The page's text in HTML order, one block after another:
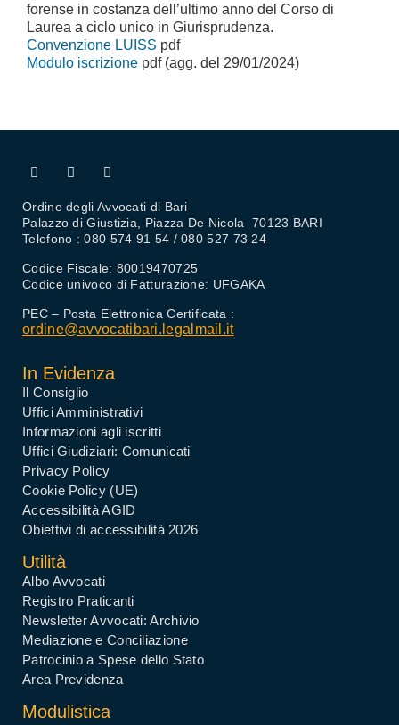
forense in costanza dell’ultimo anno del Corso di
Laurea a ciclo unico in Giurisprudenza.
Convenzione LUISS pdf
Modulo iscrizione pdf (agg. del 29/01/2024)
Ordine degli Avvocati di Bari
Palazzo di Giustizia, Piazza De Nicola 70123 BARI
Telefono : 080 574 91 54 / 080 527 73 24
Codice Fiscale: 80019470725
Codice univoco di Fatturazione: UFGAKA
PEC – Posta Elettronica Certificata :
ordine@avvocatibari.legalmail.it
In Evidenza
Il Consiglio
Uffici Amministrativi
Informazioni agli iscritti
Uffici Giudiziari: Comunicati
Privacy Policy
Cookie Policy (UE)
Accessibilità AGID
Obiettivi di accessibilità 2026
Utilità
Albo Avvocati
Registro Praticanti
Newsletter Avvocati: Archivio
Mediazione e Conciliazione
Patrocinio a Spese dello Stato
Area Previdenza
Modulistica